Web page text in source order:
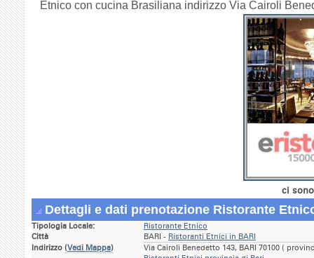
Etnico con cucina Brasiliana indirizzo Via Cairoli
ci
Dettagli e dati prenotazione Ristorante
Tipologia Locale:
Ristorante Etnico
Città
BARI - Ristoranti Etnici in BARI
Indirizzo (Vedi Mappa)
Via Cairoli Benedetto 143, BARI 70100 (